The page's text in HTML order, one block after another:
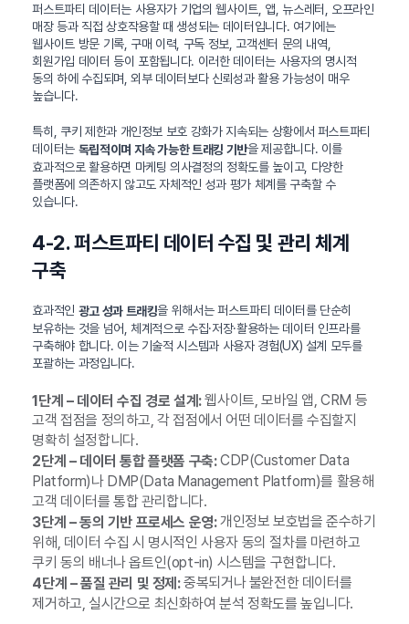
퍼스트파티 데이터는 사용자가 기업의 웹사이트, 앱, 뉴스레터, 오프라인
매장 등과 직접 상호작용할 때 생성되는 데이터입니다. 여기에는
웹사이트 방문 기록, 구매 이력, 구독 정보, 고객센터 문의 내역,
회원가입 데이터 등이 포함됩니다. 이러한 데이터는 사용자의 명시적
동의 하에 수집되며, 외부 데이터보다 신뢰성과 활용 가능성이 매우
높습니다.
특히, 쿠키 제한과 개인정보 보호 강화가 지속되는 상황에서 퍼스트파티
데이터는 독립적이며 지속 가능한 트래킹 기반을 제공합니다. 이를
효과적으로 활용하면 마케팅 의사결정의 정확도를 높이고, 다양한
플랫폼에 의존하지 않고도 자체적인 성과 평가 체계를 구축할 수
있습니다.
4-2. 퍼스트파티 데이터 수집 및 관리 체계
구축
효과적인 광고 성과 트래킹을 위해서는 퍼스트파티 데이터를 단순히
보유하는 것을 넘어, 체계적으로 수집·저장·활용하는 데이터 인프라를
구축해야 합니다. 이는 기술적 시스템과 사용자 경험(UX) 설계 모두를
포괄하는 과정입니다.
1단계 – 데이터 수집 경로 설계:웹사이트, 모바일 앱, CRM 등
고객 접점을 정의하고, 각 접점에서 어떤 데이터를 수집할지
명확히 설정합니다.
2단계 – 데이터 통합 플랫폼 구축:CDP(Customer Data
Platform)나 DMP(Data Management Platform)를 활용해
고객 데이터를 통합 관리합니다.
3단계 – 동의 기반 프로세스 운영:개인정보 보호법을 준수하기
위해, 데이터 수집 시 명시적인 사용자 동의 절차를 마련하고
쿠키 동의 배너나 옵트인(opt-in) 시스템을 구현합니다.
4단계 – 품질 관리 및 정제:중복되거나 불완전한 데이터를
제거하고, 실시간으로 최신화하여 분석 정확도를 높입니다.